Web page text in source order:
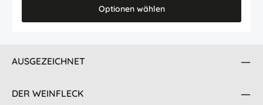
Optionen wählen
AUSGEZEICHNET
DER WEINFLECK